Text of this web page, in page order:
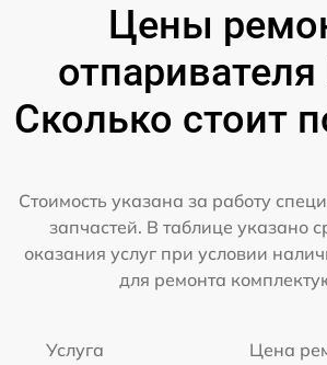
Цены
Сколько стоит
Стоимость указана за работу
запчастей. В таблице указано
оказания услуг при условии
для ремонта
Услуга Цена